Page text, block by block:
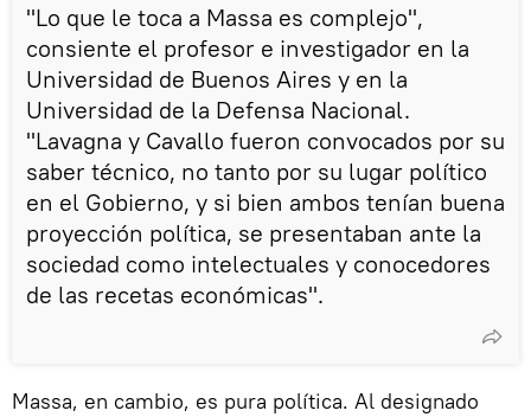
"Lo que le toca a Massa es complejo",
consiente el profesor e investigador en la
Universidad de Buenos Aires y en la
Universidad de la Defensa Nacional.
"Lavagna y Cavallo fueron convocados por su
saber técnico, no tanto por su lugar político
en el Gobierno, y si bien ambos tenían buena
proyección política, se presentaban ante la
sociedad como intelectuales y conocedores
de las recetas económicas".
Massa, en cambio, es pura política. Al designado